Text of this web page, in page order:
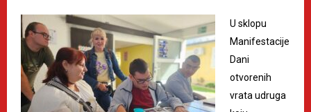
U sklopu
Manifestacije
Dani
otvorenih
vrata udruga